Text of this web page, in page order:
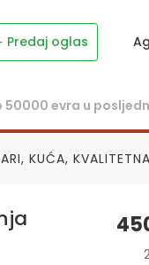
Predaj oglas
KUĆA,